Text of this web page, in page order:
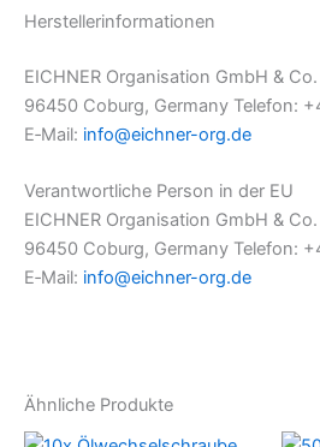
Herstellerinformationen
EICHNER Organisation GmbH &
96450 Coburg, Germany Telefon:
E‑Mail: info@eichner-org.de
Verantwortliche Person in der EU
EICHNER Organisation GmbH &
96450 Coburg, Germany Telefon:
E‑Mail: info@eichner-org.de
Ähnliche Produkte